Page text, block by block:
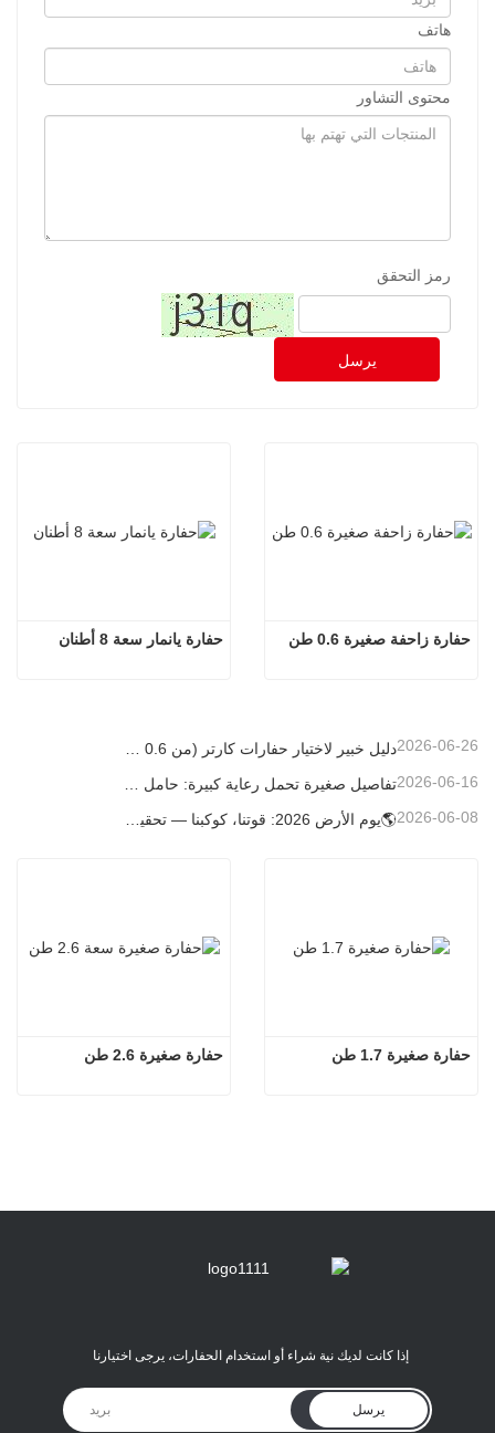
هاتف
محتوى التشاور
رمز التحقق
يرسل
حفارة يانمار سعة 8 أطنان حفارة زاحفة صغيرة 0.6 طن
2026-06-26
2026-06-16
2026-06-08
حفارة صغيرة 2.6 طن حفارة صغيرة 1.7 طن
إذا كانت لديك نية شراء أو استخدام الحفارات، يرجى اختيارنا
يرسل